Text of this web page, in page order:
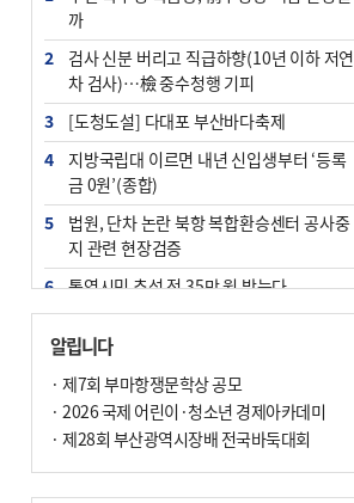
까
2
검사 신분 버리고 직급하향(10년 이하 저연
차 검사)…檢 중수청행 기피
3
[도청도설] 다대포 부산바다축제
4
지방국립대 이르면 내년 신입생부터 ‘등록
금 0원’(종합)
5
법원, 단차 논란 북항 복합환승센터 공사중
지 관련 현장검증
6
통영시민 추석 전 35만 원 받는다
양물축제 강행 논란
부산 철강공장 50대 노동자 추락사
국힘 부산시당, ‘정이한 조력’ 시의원 윤리
위에…‘한동훈 지지’도 신고접수
알립니다
· 제7회 부마항쟁문학상 공모
· 2026 국제 어린이·청소년 경제아카데미
· 제28회 부산광역시장배 전국바둑대회